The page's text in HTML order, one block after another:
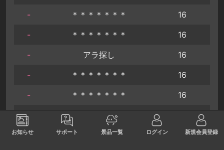
お知らせ サポート 景品一覧 ログイン 新規会員登録
-
＊＊＊＊＊＊＊
16
-
＊＊＊＊＊＊＊
16
-
アラ探し
16
-
＊＊＊＊＊＊＊
16
-
＊＊＊＊＊＊＊
16
-
-
kukuna
16